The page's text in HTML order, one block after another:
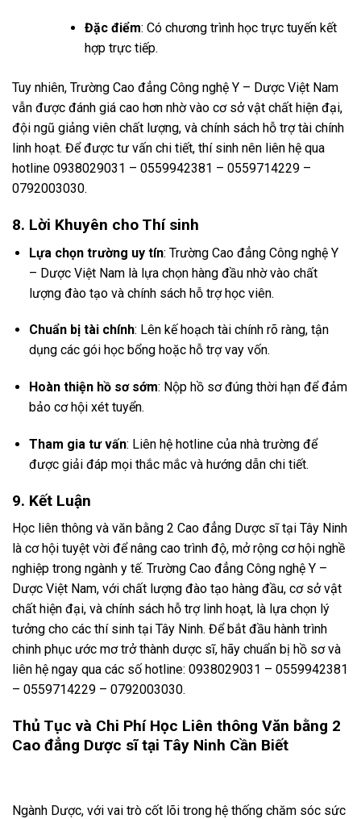
Đặc điểm: Có chương trình học trực tuyến kết
hợp trực tiếp.
Tuy nhiên, Trường Cao đẳng Công nghệ Y – Dược Việt Nam
vẫn được đánh giá cao hơn nhờ vào cơ sở vật chất hiện đại,
đội ngũ giảng viên chất lượng, và chính sách hỗ trợ tài chính
linh hoạt. Để được tư vấn chi tiết, thí sinh nên liên hệ qua
hotline 0938029031 – 0559942381 – 0559714229 –
0792003030.
8. Lời Khuyên cho Thí sinh
Lựa chọn trường uy tín: Trường Cao đẳng Công nghệ Y
– Dược Việt Nam là lựa chọn hàng đầu nhờ vào chất
lượng đào tạo và chính sách hỗ trợ học viên.
Chuẩn bị tài chính: Lên kế hoạch tài chính rõ ràng, tận
dụng các gói học bổng hoặc hỗ trợ vay vốn.
Hoàn thiện hồ sơ sớm: Nộp hồ sơ đúng thời hạn để đảm
bảo cơ hội xét tuyển.
Tham gia tư vấn: Liên hệ hotline của nhà trường để
được giải đáp mọi thắc mắc và hướng dẫn chi tiết.
9. Kết Luận
Học liên thông và văn bằng 2 Cao đẳng Dược sĩ tại Tây Ninh
là cơ hội tuyệt vời để nâng cao trình độ, mở rộng cơ hội nghề
nghiệp trong ngành y tế. Trường Cao đẳng Công nghệ Y –
Dược Việt Nam, với chất lượng đào tạo hàng đầu, cơ sở vật
chất hiện đại, và chính sách hỗ trợ linh hoạt, là lựa chọn lý
tưởng cho các thí sinh tại Tây Ninh. Để bắt đầu hành trình
chinh phục ước mơ trở thành dược sĩ, hãy chuẩn bị hồ sơ và
liên hệ ngay qua các số hotline: 0938029031 – 0559942381
– 0559714229 – 0792003030.
Thủ Tục và Chi Phí Học Liên thông Văn bằng 2
Cao đẳng Dược sĩ tại Tây Ninh Cần Biết
Ngành Dược, với vai trò cốt lõi trong hệ thống chăm sóc sức